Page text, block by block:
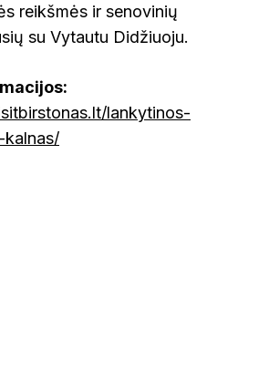
reikšmės ir senovinių
su Vytautu Didžiuoju.
lankytinos-